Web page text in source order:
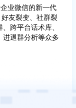
业微信的新一代
友裂变、社群裂
跨平台话术库、
进退群分析等众多